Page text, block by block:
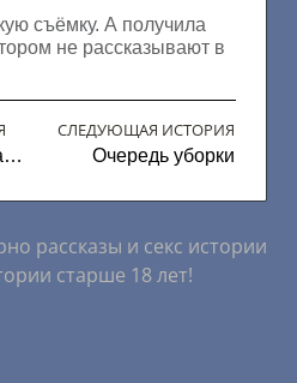
съёмку. А получила
не рассказывают в
Плод запретный сладок
СЛЕДУЮЩАЯ ИСТОРИЯ
Очередь уборки
рассказы и секс истории
старше 18 лет!